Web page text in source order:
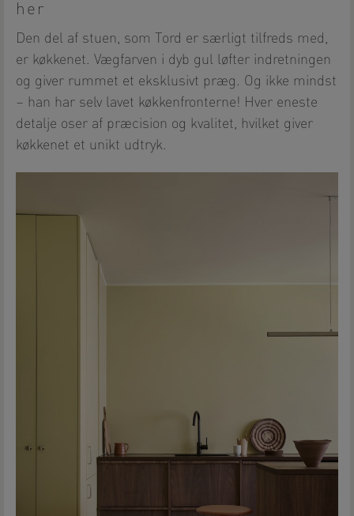
her
Den del af stuen, som Tord er særligt tilfreds med,
er køkkenet. Vægfarven i dyb gul løfter indretningen
og giver rummet et eksklusivt præg. Og ikke mindst
– han har selv lavet køkkenfronterne! Hver eneste
detalje oser af præcision og kvalitet, hvilket giver
køkkenet et unikt udtryk.